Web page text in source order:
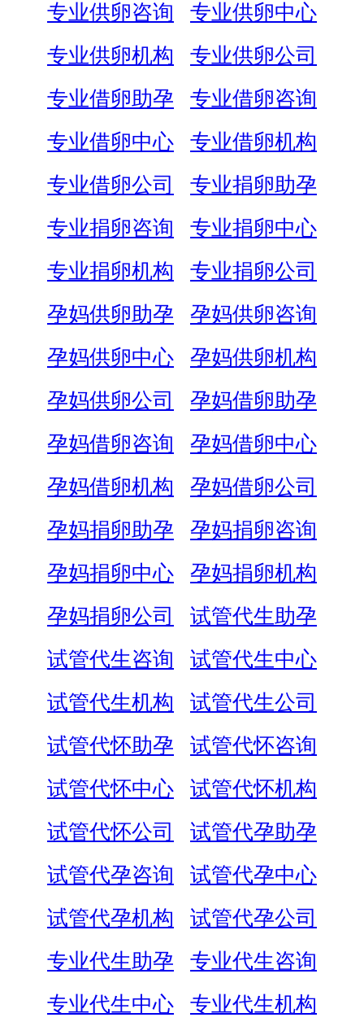
专业供卵咨询
专业供卵中心
专业供卵机构
专业供卵公司
专业借卵助孕
专业借卵咨询
专业借卵中心
专业借卵机构
专业借卵公司
专业捐卵助孕
专业捐卵咨询
专业捐卵中心
专业捐卵机构
专业捐卵公司
孕妈供卵助孕
孕妈供卵咨询
孕妈供卵中心
孕妈供卵机构
孕妈供卵公司
孕妈借卵助孕
孕妈借卵咨询
孕妈借卵中心
孕妈借卵机构
孕妈借卵公司
孕妈捐卵助孕
孕妈捐卵咨询
孕妈捐卵中心
孕妈捐卵机构
孕妈捐卵公司
试管代生助孕
试管代生咨询
试管代生中心
试管代生机构
试管代生公司
试管代怀助孕
试管代怀咨询
试管代怀中心
试管代怀机构
试管代怀公司
试管代孕助孕
试管代孕咨询
试管代孕中心
试管代孕机构
试管代孕公司
专业代生助孕
专业代生咨询
专业代生中心
专业代生机构